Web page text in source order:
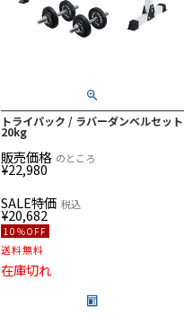
トライパック / ラバーダンベルセット
20kg
販売価格
¥22,980
のところ
SALE特価
¥20,682
税込
10％OFF
送料無料
在庫切れ